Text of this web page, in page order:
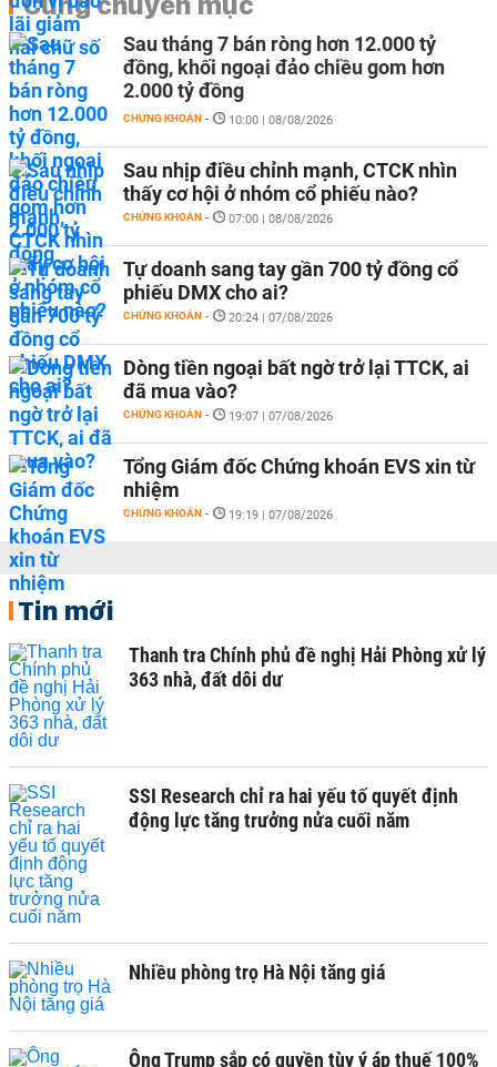
Sau tháng 7 bán ròng hơn 12.000 tỷ
đồng, khối ngoại đảo chiều gom hơn
2.000 tỷ đồng
CHỨNG KHOÁN - 10:00 | 08/08/2026
Sau nhịp điều chỉnh mạnh, CTCK nhìn
thấy cơ hội ở nhóm cổ phiếu nào?
CHỨNG KHOÁN - 07:00 | 08/08/2026
Tự doanh sang tay gần 700 tỷ đồng cổ
phiếu DMX cho ai?
CHỨNG KHOÁN - 20:24 | 07/08/2026
Dòng tiền ngoại bất ngờ trở lại TTCK, ai
đã mua vào?
CHỨNG KHOÁN - 19:07 | 07/08/2026
Tổng Giám đốc Chứng khoán EVS xin từ
nhiệm
CHỨNG KHOÁN - 19:19 | 07/08/2026
Tin mới
Thanh tra Chính phủ đề nghị Hải Phòng xử lý
363 nhà, đất dôi dư
SSI Research chỉ ra hai yếu tố quyết định
động lực tăng trưởng nửa cuối năm
Nhiều phòng trọ Hà Nội tăng giá
Ông Trump sắp có quyền tùy ý áp thuế 100%